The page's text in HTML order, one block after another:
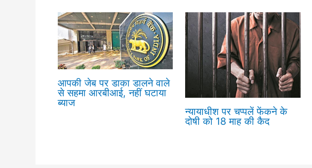
आपकी जेब पर डाका डालने वाले
से सहमा आरबीआई, नहीं घटाया
ब्याज
न्यायाधीश पर चप्पलें फेंकने के
दोषी को 18 माह की कैद